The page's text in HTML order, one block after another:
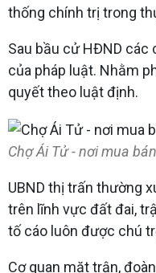
thống chính trị trong
Sau bầu cử HĐND các
của pháp luật. Nhằm
quyết theo luật định.
Chợ Ái Tử - nơi mua
UBND thị trấn thường
trên lĩnh vực đất đai,
tố cáo luôn được chú
Cơ quan mặt trận,